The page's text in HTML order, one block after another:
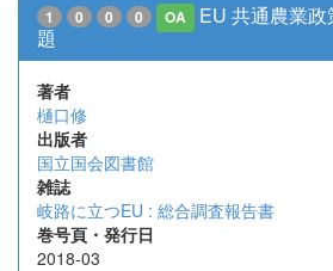
1 0 0 0 OA
EU 共通農業
題
著者
樋口修
出版者
国立国会図書館
雑誌
岐路に立つEU : 総合調査報告書
巻号頁・発行日
2018-03